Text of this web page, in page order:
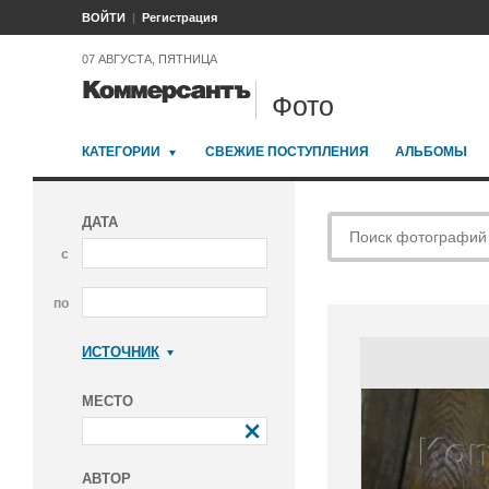
ВОЙТИ Регистрация
07 АВГУСТА, ПЯТНИЦА
Фото
КАТЕГОРИИ СВЕЖИЕ ПОСТУПЛЕНИЯ АЛЬБОМЫ
ДАТА
с
по
ИСТОЧНИК
МЕСТО
АВТОР